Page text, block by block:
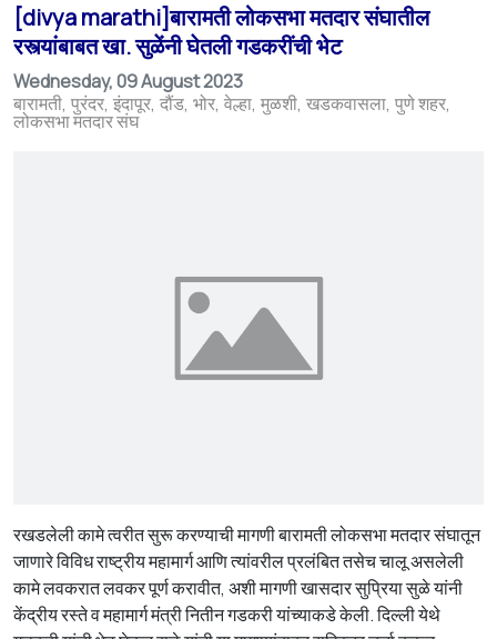
[divya marathi]बारामती लोकसभा मतदार संघातील
रस्त्यांबाबत खा. सुळेंनी घेतली गडकरींची भेट
Wednesday, 09 August 2023
बारामती पुरंदर इंदापूर दौंड भोर वेल्हा मुळशी खडकवासला पुणे शहर
लोकसभा मतदार संघ
रखडलेली कामे त्वरीत सुरू करण्याची मागणी बारामती लोकसभा मतदार संघातून
जाणारे विविध राष्ट्रीय महामार्ग आणि त्यांवरील प्रलंबित तसेच चालू असलेली
कामे लवकरात लवकर पूर्ण करावीत, अशी मागणी खासदार सुप्रिया सुळे यांनी
केंद्रीय रस्ते व महामार्ग मंत्री नितीन गडकरी यांच्याकडे केली. दिल्ली येथे